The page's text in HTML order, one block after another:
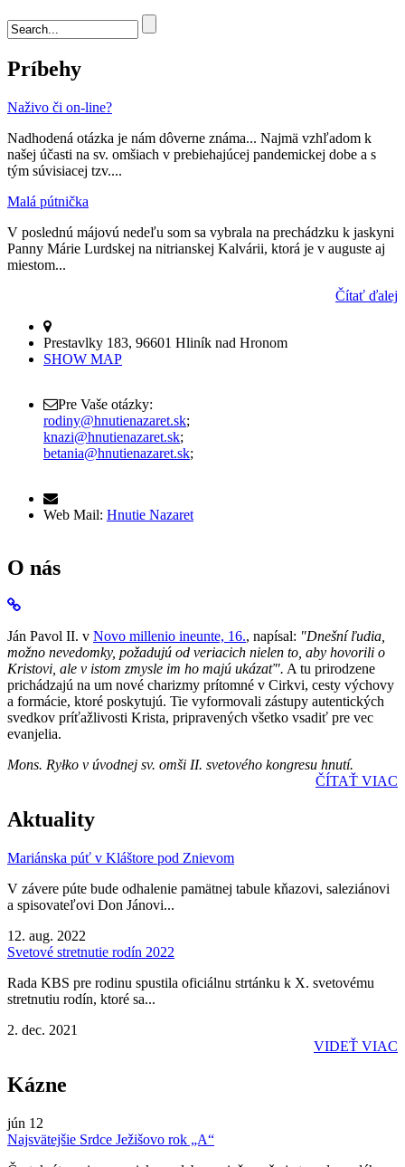
Vyhľadávanie
Príbehy
Naživo či on-line?
Nadhodená otázka je nám dôverne známa... Najmä vzhľadom k
našej účasti na sv. omšiach v prebiehajúcej pandemickej dobe a s
tým súvisiacej tzv....
Malá pútnička
V poslednú májovú nedeľu som sa vybrala na prechádzku k jaskyni
Panny Márie Lurdskej na nitrianskej Kalvárii, ktorá je v auguste aj
miestom...
Čítať ďalej
Prestavlky 183, 96601 Hliník nad Hronom
SHOW MAP
Pre Vaše otázky:
rodiny@hnutienazaret.sk;
knazi@hnutienazaret.sk;
betania@hnutienazaret.sk;
Web Mail: Hnutie Nazaret
O nás
Ján Pavol II. v Novo millenio ineunte, 16., napísal: "Dnešní ľudia,
možno nevedomky, požadujú od veriacich nielen to, aby hovorili o
Kristovi, ale v istom zmysle im ho majú ukázať". A tu prirodzene
prichádzajú na um nové charizmy prítomné v Cirkvi, cesty výchovy
a formácie, ktoré poskytujú. Tie vyformovali zástupy autentických
svedkov príťažlivosti Krista, pripravených všetko vsadiť pre vec
evanjelia.
Mons. Ryłko v úvodnej sv. omši II. svetového kongresu hnutí.
ČÍTAŤ VIAC
Aktuality
Mariánska púť v Kláštore pod Znievom
V závere púte bude odhalenie pamätnej tabule kňazovi, saleziánovi
a spisovateľovi Don Jánovi...
12. aug. 2022
Svetové stretnutie rodín 2022
Rada KBS pre rodinu spustila oficiálnu strtánku k X. svetovému
stretnutiu rodín, ktoré sa...
2. dec. 2021
VIDEŤ VIAC
Kázne
jún 12
Najsvätejšie Srdce Ježišovo rok „A“